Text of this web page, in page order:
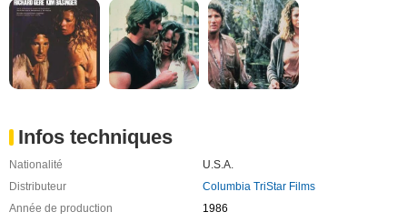
Infos techniques
Nationalité
U.S.A.
Distributeur
Columbia TriStar Films
Année de production
1986